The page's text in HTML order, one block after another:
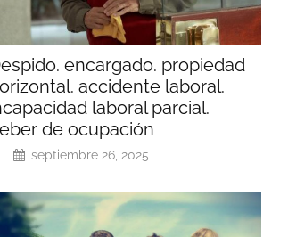
encargado. propiedad
accidente laboral.
laboral parcial.
de ocupación
septiembre 26, 2025